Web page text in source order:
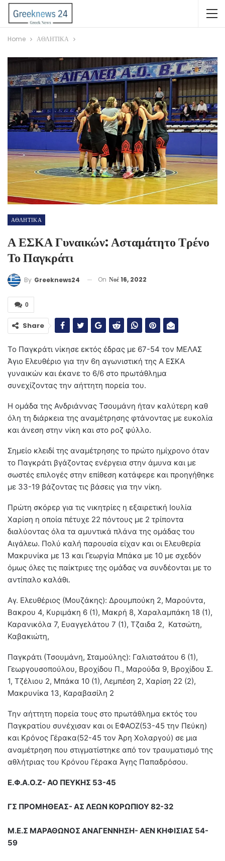
Home ΑΘΛΗΤΙΚΑ
ΑΘΛΗΤΙΚΑ
Α ΕΣΚΑ Γυναικών: Ασταμάτητο Τρένο
Το Παγκράτι
By Greeknews24 On Νοέ 16, 2022
0
Share
Το Παγκράτι νίκησε εκτός έδρας με 67-54 τον ΜΕΛΑΣ
Άγιο Ελευθέριο για την 6η αγωνιστική της Α ΕΣΚΑ
γυναικών και έκανε το 6/6 στο πρωτάθλημα
συνεχίζοντας την αήττητη πορεία του.
Η ομάδα της Ανδριάννας Τσουμάνη ήταν καλύτερη καθ
όλη τη διάρκεια της αναμέτρησης φτάνοντας με ευκολία
και άνεση στην νίκη και στο ροζ φύλλο.
Σημείο κλειδί της αναμέτρησης το πρώτο ημίχρονο όταν
το Παγκράτι βγάζοντας ενέργεια στην άμυνα και με
σωστές επιλογές στην επίθεση κατάφερε και προηγήθηκε
με 33-19 βάζοντας τις βάσεις για την νίκη.
Πρώτη σκόρερ για τις νικητρίες η εξαιρετική Ιουλία
Χαρίση η οποία πέτυχε 22 πόντους με 2 τρίποντα
διαλύοντας όλα τα αμυντικά πλάνα της ομάδας του
Αιγάλεω. Πολύ καλή παρουσία είχαν και οι Ελευθερία
Μακρυνίκα με 13 και Γεωργία Μπάκα με 10 με σχεδόν
όμως όλες τις παίκτριες της ομάδας να συνδέονται με το
αντίπαλο καλάθι.
Αγ. Ελευθέριος (Μουζάκης): Δρουμπούκη 2, Μαρούντα,
Βακρου 4, Κυριμάκη 6 (1), Μακρή 8, Χαραλαμπάκη 18 (1),
Καρανικόλα 7, Ευαγγελάτου 7 (1), Τζαιδα 2, Κατσώτη,
Καβακιώτη,
Παγκράτι (Τσουμάνη, Σταμούλης): Γαλιατσάτου 6 (1),
Γεωργουσοπούλου, Βροχίδου Π., Μαρούδα 9, Βροχίδου Σ.
1, Τζέλιου 2, Μπάκα 10 (1), Λεμπέση 2, Χαρίση 22 (2),
Μακρυνίκα 13, Καραβασίλη 2
Την αήττητη πορεία τους στο πρωτάθλημα εκτός του
Παγκρατίου συνέχισαν και οι ΕΦΑΟΖ(53-45 την Πεύκη)
και Κρόνος Γέρακα(52-45 τον Άρη Χολαργού) σε μια
αναμέτρηση που στιγματίστηκε από τον τραυματισμό της
αθλήτριας του Κρόνου Γέρακα Άγης Παπαδρόσου.
Ε.Φ.Α.Ο.Ζ- ΑΟ ΠΕΥΚΗΣ 53-45
ΓΣ ΠΡΟΜΗΘΕΑΣ- ΑΣ ΛΕΩΝ ΚΟΡΩΠΙΟΥ 82-32
Μ.Ε.Σ ΜΑΡΑΘΩΝΟΣ ΑΝΑΓΕΝΝΗΣΗ- ΑΕΝ ΚΗΦΙΣΙΑΣ 54-
59